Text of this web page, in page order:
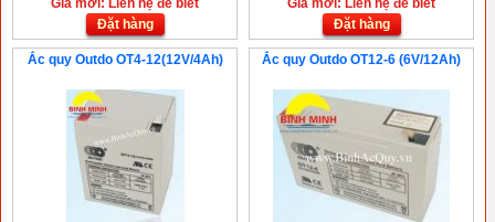
Giá mới: Liên hệ để biết
Đặt hàng
Giá mới: Liên hệ để biết
Đặt hàng
Ắc quy Outdo OT4-12(12V/4Ah) Ắc quy Outdo OT12-6 (6V/12Ah)